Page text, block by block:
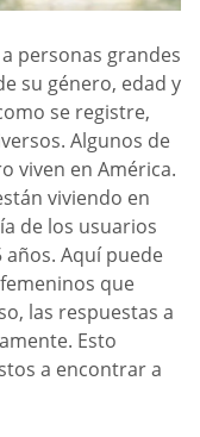
personas grandes
su género, edad y
se registre,
Algunos de
viven en América.
viviendo en
de los usuarios
años. Aquí puede
que
las respuestas a
Esto
a encontrar a